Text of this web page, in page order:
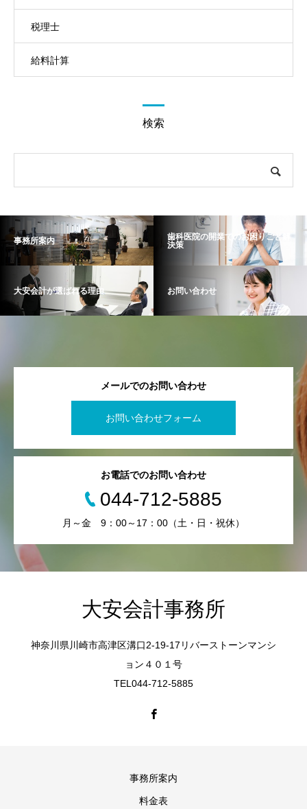
税理士
給料計算
検索
事務所案内
歯科医院の開業でのお困りごと解
決策
大安会計が選ばれる理由 お問い合わせ
メールでのお問い合わせ
お問い合わせフォーム
お電話でのお問い合わせ
044-712-5885
月～金 9：00～17：00（土・日・祝休）
大安会計事務所
神奈川県川崎市高津区溝口2-19-17リバーストーンマンシ
ョン４０１号
TEL044-712-5885
事務所案内
料金表